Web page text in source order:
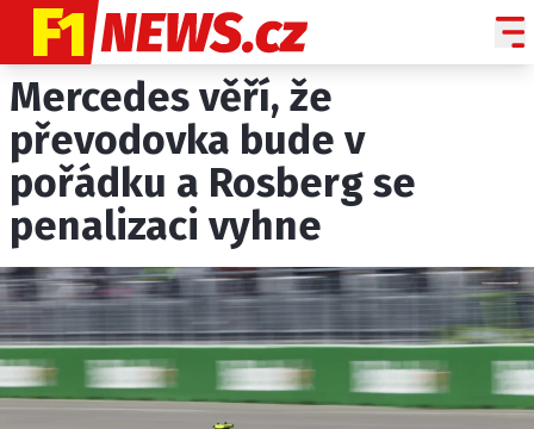
NOVINKY
GRAND PRIX
PADDOCK LINE
TECHNIKA
HISTORIE GP
PROFILY JEZDCŮ
PROFILY TÝMŮ
ROZHOVORY
Mercedes věří, že
převodovka bude v
pořádku a Rosberg se
penalizaci vyhne